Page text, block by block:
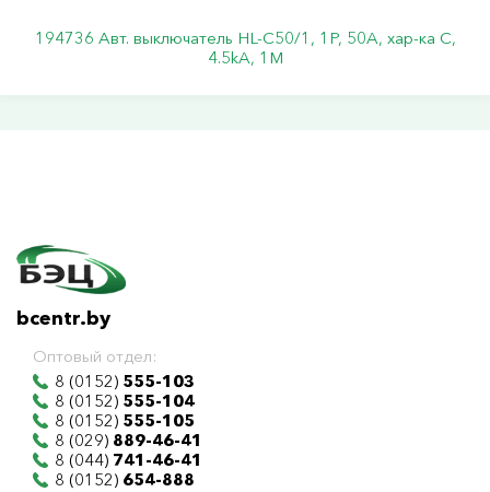
194736 Авт. выключатель HL-C50/1, 1P, 50A, хар-ка C,
4.5kA, 1M
bcentr.by
Оптовый отдел:
8 (0152) 555-103
8 (0152) 555-104
8 (0152) 555-105
8 (029) 889-46-41
8 (044) 741-46-41
8 (0152) 654-888